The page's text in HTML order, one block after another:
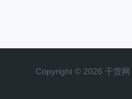
Copyright © 2026 干货